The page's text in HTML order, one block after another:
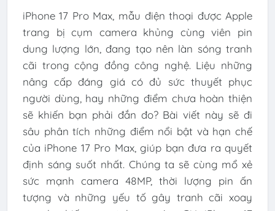
iPhone 17 Pro Max, mẫu điện thoại được Apple
trang bị cụm camera khủng cùng viên pin
dung lượng lớn, đang tạo nên làn sóng tranh
cãi trong cộng đồng công nghệ. Liệu những
nâng cấp đáng giá có đủ sức thuyết phục
người dùng, hay những điểm chưa hoàn thiện
sẽ khiến bạn phải đắn đo? Bài viết này sẽ đi
sâu phân tích những điểm nổi bật và hạn chế
của iPhone 17 Pro Max, giúp bạn đưa ra quyết
định sáng suốt nhất. Chúng ta sẽ cùng mổ xẻ
sức mạnh camera 48MP, thời lượng pin ấn
tượng và những yếu tố gây tranh cãi xoay